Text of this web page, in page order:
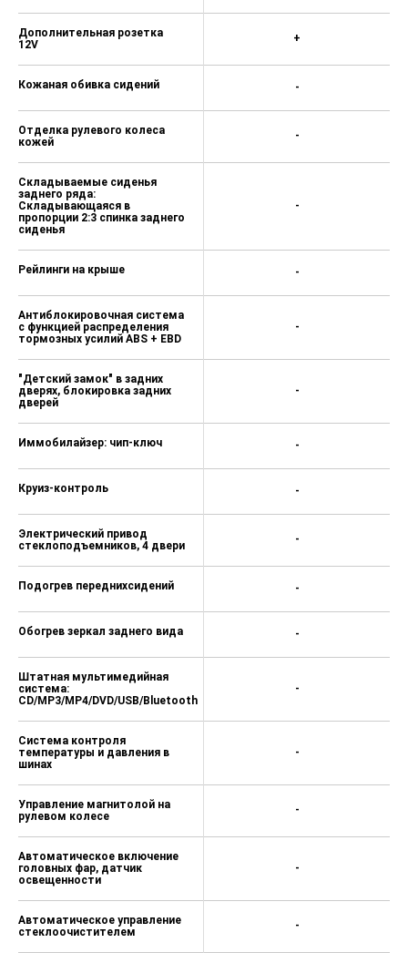
Дополнительная розетка
12V
Кожаная обивка сидений
Отделка рулевого колеса
кожей
Складываемые сиденья
заднего ряда:
Складывающаяся в
пропорции 2:3 спинка заднего
сиденья
Рейлинги на крыше
Антиблокировочная система
с функцией распределения
тормозных усилий ABS + EBD
"Детский замок" в задних
дверях, блокировка задних
дверей
Иммобилайзер: чип-ключ
Круиз-контроль
Электрический привод
стеклоподъемников, 4 двери
Подогрев переднихсидений
Обогрев зеркал заднего вида
Штатная мультимедийная
система:
CD/MP3/MP4/DVD/USB/Bluetooth
Система контроля
температуры и давления в
шинах
Управление магнитолой на
рулевом колесе
Автоматическое включение
головных фар, датчик
освещенности
Автоматическое управление
стеклоочистителем
+
-
-
-
-
-
-
-
-
-
-
-
-
-
-
-
-